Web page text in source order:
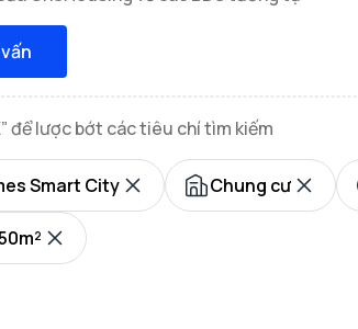
để lược bớt các tiêu chí tìm kiếm
Smart City Chung cư